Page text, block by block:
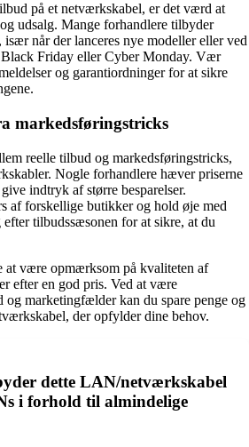
på et netværkskabel, er det værd at
udsalg. Mange forhandlere tilbyder
når der lanceres nye modeller eller ved
Friday eller Cyber Monday. Vær
og garantiordninger for at sikre
markedsføringstricks
reelle tilbud og markedsføringstricks,
Nogle forhandlere hæver priserne
indtryk af større besparelser.
af forskellige butikker og hold øje med
tilbudssæsonen for at sikre, at du
at være opmærksom på kvaliteten af
efter en god pris. Ved at være
marketingfælder kan du spare penge og
der opfylder dine behov.
dette LAN/netværkskabel
i forhold til almindelige